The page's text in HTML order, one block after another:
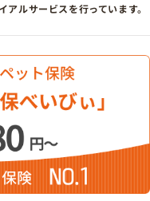
アルサービスを行っています。